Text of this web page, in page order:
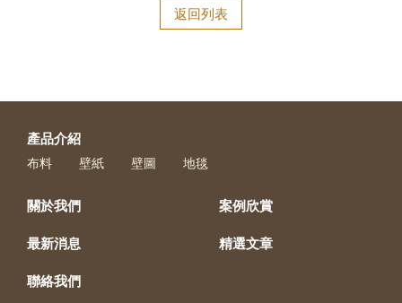
返回列表
產品介紹
布料 壁紙 壁圖 地毯
關於我們 案例欣賞
最新消息 精選文章
聯絡我們